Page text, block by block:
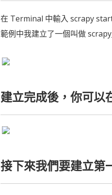
在 Terminal 中輸入 scrapy
範例中我建立了一個叫做
建立完成後，你可
接下來我們要建立第